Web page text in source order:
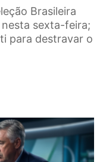
Brasileira
sexta-feira;
para destravar o